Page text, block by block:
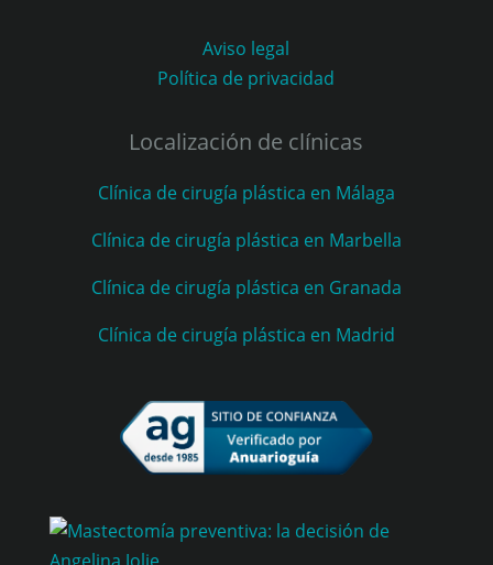
Aviso legal
Política de privacidad
Localización de clínicas
Clínica de cirugía plástica en Málaga
Clínica de cirugía plástica en Marbella
Clínica de cirugía plástica en Granada
Clínica de cirugía plástica en Madrid